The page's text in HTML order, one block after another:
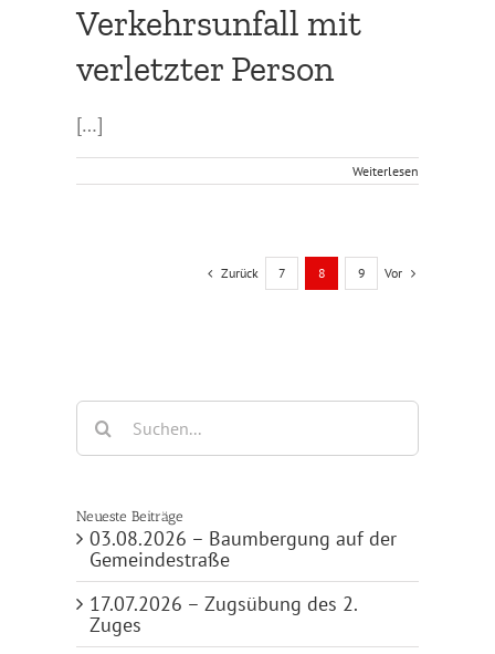
Verkehrsunfall mit
verletzter Person
[…]
Weiterlesen
Zurück 7 8 9 Vor
Suche
nach:
Neueste Beiträge
03.08.2026 – Baumbergung auf der
Gemeindestraße
17.07.2026 – Zugsübung des 2.
Zuges